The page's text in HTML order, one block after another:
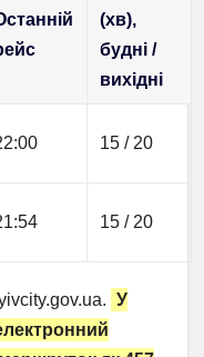
(хв),
будні /
вихідні
15 / 20
15 / 20
У